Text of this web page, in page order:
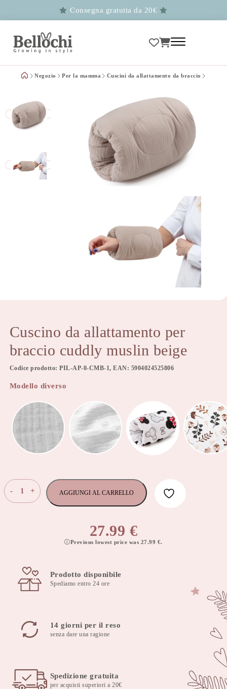
Consegna gratuita da 20€
Negozio Per la mamma Cuscini da allattamento da braccio
Cuscino da allattamento per
braccio cuddly muslin beige
Codice prodotto: PIL-AP-0-CMB-1, EAN: 5904024525806
Modello diverso
-
Cuscino
beige
quantità
+ AGGIUNGI AL CARRELLO
27.99 €
Previous lowest price was 27.99 €.
Prodotto disponibile
Spediamo entro 24 ore
14 giorni per il reso
senza dare una ragione
Spedizione gratuita
per acquisti superiori a 20€